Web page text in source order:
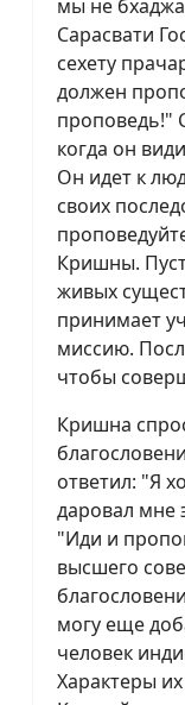
мы не
Сарасвати
сехету
должен
проповедь!"
когда он
Он идет к
своих
Кришны.
живых
принимает
миссию.
чтобы
Кришна
ответил: "Я
даровал мне
"Иди и
высшего
могу еще
человек
Характеры